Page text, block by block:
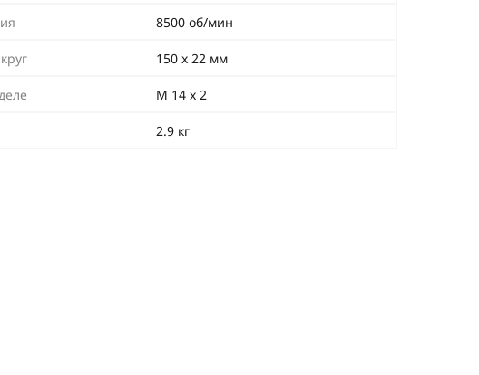
8500 об/мин
150 х 22 мм
М 14 х 2
2.9 кг